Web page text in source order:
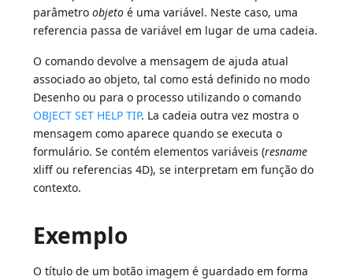
parâmetroobjeto é uma variável. Neste caso, uma
referencia passa de variável em lugar de uma cadeia.
O comando devolve a mensagem de ajuda atual
associado ao objeto, tal como está definido no modo
Desenho ou para o processo utilizando o comando
OBJECT SET HELP TIP. La cadeia outra vez mostra o
mensagem como aparece quando se executa o
formulário. Se contém elementos variáveis (resname
xliff ou referencias 4D), se interpretam em função do
contexto.
Exemplo
O título de um botão imagem é guardado em forma